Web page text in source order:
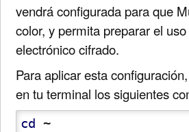
vendrá configurada para que
color, y permita preparar el
electrónico cifrado.
Para aplicar esta
en tu terminal los siguientes
cd
~